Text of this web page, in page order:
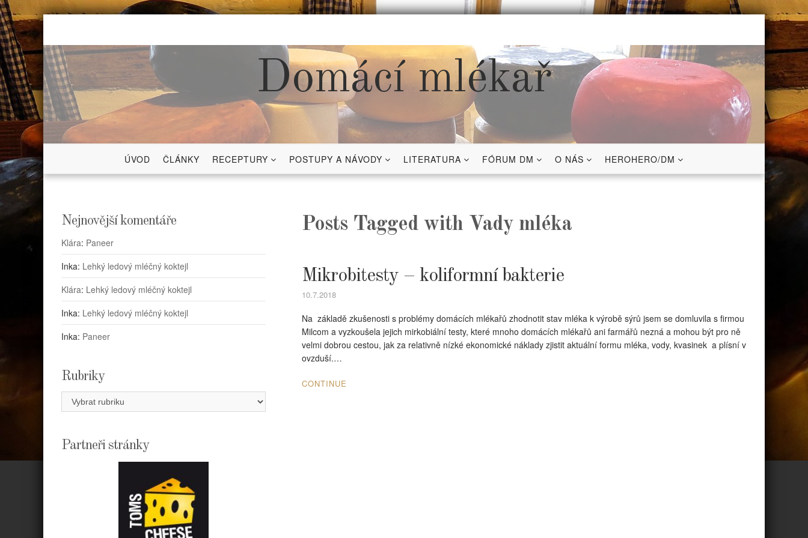
Skip
content
Domácí mlékař
ÚVOD ČLÁNKY RECEPTURY POSTUPY A NÁVODY LITERATURA FÓRUM DM O NÁS HEROHERO/DM
Posts Tagged with Vady mléka
Mikrobitesty – koliformní bakterie
10.7.2018
Na základě zkušenosti s problémy domácích mlékařů zhodnotit stav mléka k výrobě sýrů jsem se domluvila s firmou
Milcom a vyzkoušela jejich mirkobiální testy, které mnoho domácích mlékařů ani farmářů nezná a mohou být pro ně
velmi dobrou cestou, jak za relativně nízké ekonomické náklady zjistit aktuální formu mléka, vody, kvasinek a plísní v
ovzduší.…
CONTINUE
Nejnovější komentáře
Klára: Paneer
Inka: Lehký ledový mléčný koktejl
Klára: Lehký ledový mléčný koktejl
Inka: Lehký ledový mléčný koktejl
Inka: Paneer
Rubriky
Rubriky
Partneři stránky